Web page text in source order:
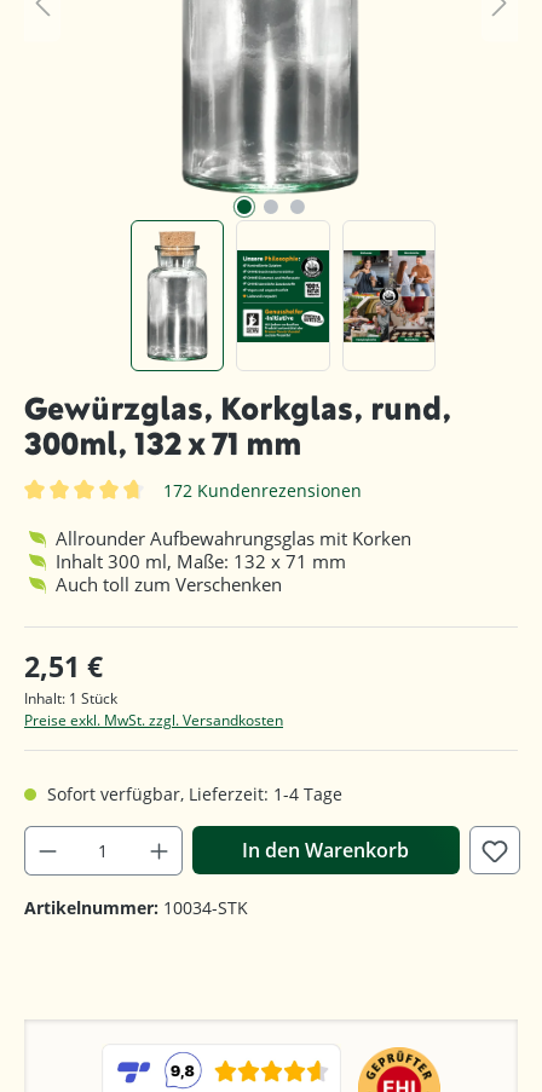
Gewürzglas, Korkglas, rund,
300ml, 132 x 71 mm
172 Kundenrezensionen
Allrounder Aufbewahrungsglas mit Korken
Inhalt 300 ml, Maße: 132 x 71 mm
Auch toll zum Verschenken
2,51 €
Inhalt: 1 Stück
Preise exkl. MwSt. zzgl. Versandkosten
Sofort verfügbar, Lieferzeit: 1-4 Tage
In den Warenkorb
Artikelnummer: 10034-STK